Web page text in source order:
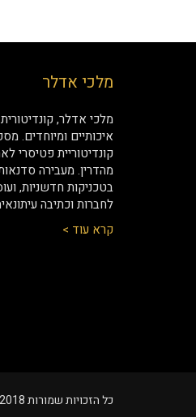
מלכי אדלר
מלכי אדלר,
איכותיים ומיוחדים.
קונדיטוריית פטיסרי
מהדרין. מעבירה
בטכניקות חדשניות,
לחברות וכתיבה
קרא עוד >
כל הזכויות שמורות 2018 © מלכי אדלר malky adler